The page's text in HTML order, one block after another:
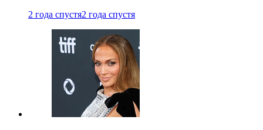
2 года спустя2 года спустя